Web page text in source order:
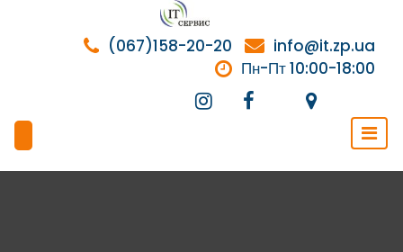
содержимому
info@it.zp.ua
(067)158-20-20
Пн-Пт 10:00-18:00